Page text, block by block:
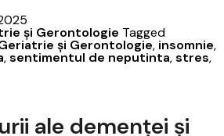
îngrijirea
unei
persoane
şi Gerontologie Tagged
şi Gerontologie, insomnie,
,sentimentul de neputinta,stres,
ale demenței și